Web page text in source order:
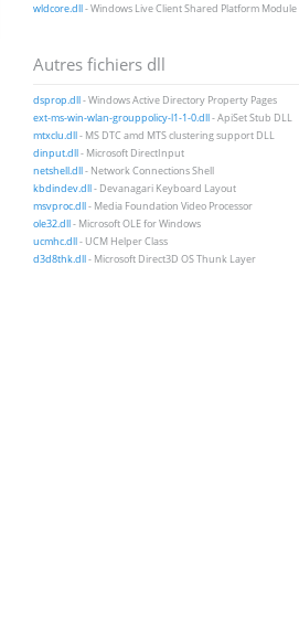
wldcore.dll- Windows Live Client Shared Platform Module
Autres fichiers dll
dsprop.dll- Windows Active Directory Property Pages
ext-ms-win-wlan-grouppolicy-l1-1-0.dll- ApiSet Stub DLL
mtxclu.dll- MS DTC amd MTS clustering support DLL
dinput.dll- Microsoft DirectInput
netshell.dll- Network Connections Shell
kbdindev.dll- Devanagari Keyboard Layout
msvproc.dll- Media Foundation Video Processor
ole32.dll- Microsoft OLE for Windows
ucmhc.dll- UCM Helper Class
d3d8thk.dll- Microsoft Direct3D OS Thunk Layer